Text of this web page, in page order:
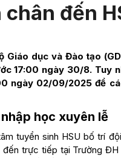
đến
Giáo dục và Đào tạo (
17:00 ngày 30/8. Tuy
ngày 02/09/2025 để
học xuyên lễ
tuyển sinh HSU bố trí
đến trực tiếp tại Trường